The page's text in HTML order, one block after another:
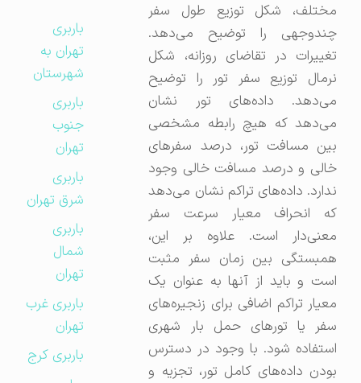
مختلف، شکل توزیع طول سفر
چندوجهی را توضیح می‌دهد.
تغییرات در تقاضای روزانه، شکل
نرمال توزیع سفر تور را توضیح
می‌دهد. داده‌های تور نشان
می‌دهد که هیچ رابطه مشخصی
بین مسافت تور، درصد سفرهای
خالی و درصد مسافت خالی وجود
ندارد. داده‌های تراکم نشان می‌دهد
که انحراف معیار سرعت سفر
معنی‌دار است. علاوه بر این،
همبستگی بین زمان سفر مثبت
است و باید از آنها به عنوان یک
معیار تراکم اضافی برای زنجیره‌های
سفر یا تورهای حمل بار شهری
استفاده شود. با وجود در دسترس
بودن داده‌های کامل تور، تجزیه و
باربری
تهران به
شهرستان
باربری
جنوب
تهران
باربری
شرق تهران
باربری
شمال
تهران
باربری غرب
تهران
باربری کرج